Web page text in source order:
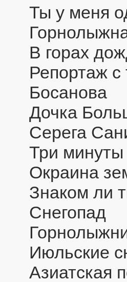
Ты у меня
В горах
Репортаж
Босанова
Дочка
Серега
Три
Окраина
Знаком ли
Снегопад
Июльские
Азиатская